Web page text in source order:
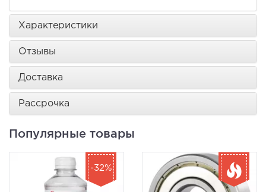
Характеристики
Отзывы
Доставка
Рассрочка
Популярные товары
-32%